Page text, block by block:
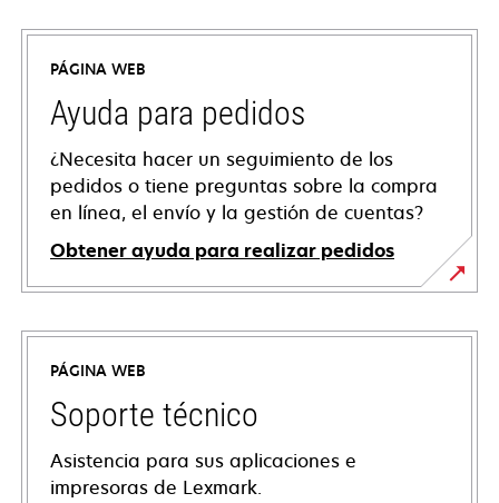
PÁGINA WEB
Ayuda para pedidos
¿Necesita hacer un seguimiento de los
pedidos o tiene preguntas sobre la compra
en línea, el envío y la gestión de cuentas?
Obtener ayuda para realizar pedidos
PÁGINA WEB
Soporte técnico
Asistencia para sus aplicaciones e
impresoras de Lexmark.